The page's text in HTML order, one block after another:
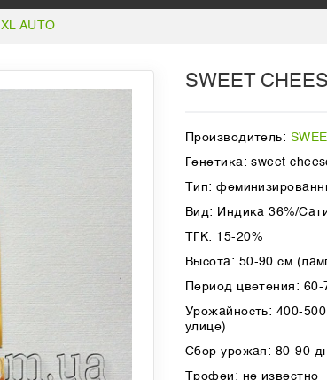
AUTO
SWEET
Производитель:
Генетика: sweet
Тип:
Вид: Индика 36%/
ТГК: 15-20%
Высота: 50-90 см
Период цветения: 60-
Урожайность: 400-
улице)
Сбор урожая: 80-90
Трофеи: не известно